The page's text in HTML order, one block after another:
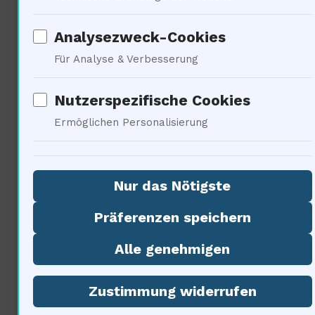
Raumfahrt ist nicht mehr nur ein
demokratisiert. Durch die
Erschwinglichkeit und
Zugänglichkeit werden mehr
Menschen in die Lage versetzt,
die Geheimnisse des Universums
zu erforschen. Ich frage mich:
Wie wird die Philosophie der
Analysezweck-Cookies
Für Analyse & Verbesserung
Nutzerspezifische Cookies
Ermöglichen Personalisierung
Nur das Nötigste
Präferenzen speichern
Alle genehmigen
Zustimmung widerrufen